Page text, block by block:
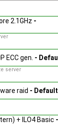
2.1GHz -
ECC gen. -
server
raid - Default
+ ILO4 Basic -